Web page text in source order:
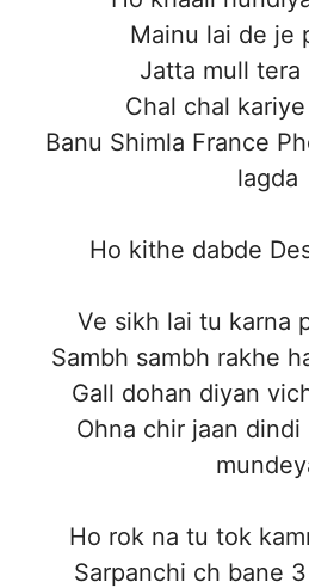
Mainu lai de je
Jatta mull tera
Chal chal
Banu Shimla France
lagda
Ho kithe dabde
Ve sikh lai tu karna
Sambh sambh rakhe
Gall dohan diyan
Ohna chir jaan dindi
Ho rok na tu tok
Sarpanchi ch bane